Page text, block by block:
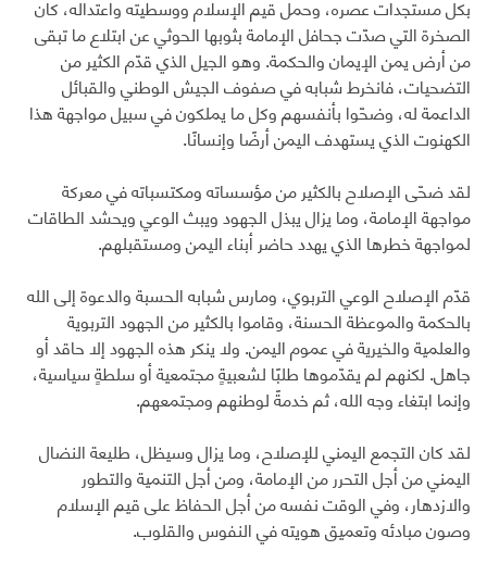
بكل مستجدات عصره، وحمل قيم الإسلام ووسطيته واعتداله، كان
الصخرة التي صدّت جحافل الإمامة بثوبها الحوثي عن ابتلاع ما تبقى
من أرض يمن الإيمان والحكمة. وهو الجيل الذي قدّم الكثير من
التضحيات، فانخرط شبابه في صفوف الجيش الوطني والقبائل
الداعمة له، وضحّوا بأنفسهم وكل ما يملكون في سبيل مواجهة هذا
الكهنوت الذي يستهدف اليمن أرضًا وإنسانًا.
لقد ضحّى الإصلاح بالكثير من مؤسساته ومكتسباته في معركة
مواجهة الإمامة، وما يزال يبذل الجهود ويبث الوعي ويحشد الطاقات
لمواجهة خطرها الذي يهدد حاضر أبناء اليمن ومستقبلهم.
قدّم الإصلاح الوعي التربوي، ومارس شبابه الحسبة والدعوة إلى الله
بالحكمة والموعظة الحسنة، وقاموا بالكثير من الجهود التربوية
والعلمية والخيرية في عموم اليمن. ولا ينكر هذه الجهود إلا حاقد أو
جاهل. لكنهم لم يقدّموها طلبًا لشعبيةٍ مجتمعية أو سلطةٍ سياسية،
وإنما ابتغاء وجه الله، ثم خدمةً لوطنهم ومجتمعهم.
لقد كان التجمع اليمني للإصلاح، وما يزال وسيظل، طليعة النضال
اليمني من أجل التحرر من الإمامة، ومن أجل التنمية والتطور
والازدهار، وفي الوقت نفسه من أجل الحفاظ على قيم الإسلام
وصون مبادئه وتعميق هويته في النفوس والقلوب.